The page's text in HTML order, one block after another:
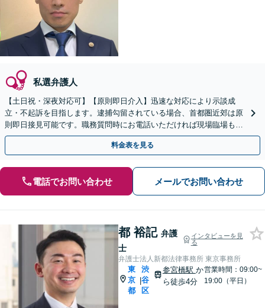
私選弁護人
【土日祝・深夜対応可】【原則即日介入】迅速な対応により示談成
立・不起訴を目指します。逮捕勾留されている場合、首都圏近郊は原
則即日接見可能です。職務質問時にお電話いただければ現場臨場も可
能です。【初回相談無料】
料金表を見る
電話でお問い合わせ メールでお問い合わせ
都 裕記 弁護
士
インタビューを見
る
弁護士法人新都法律事務所 東京事務所
東
京
都
|
渋
谷
区
参宮橋駅 か
ら徒歩4分
営業時間：09:00~
19:00（平日）